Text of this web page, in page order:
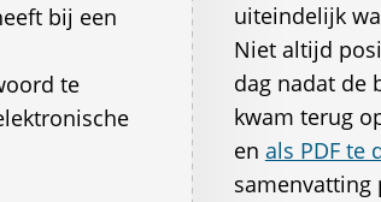
bij een
te
uiteindelijk
Niet altijd
dag nadat de
kwam terug
en als PDF te
samenvatting